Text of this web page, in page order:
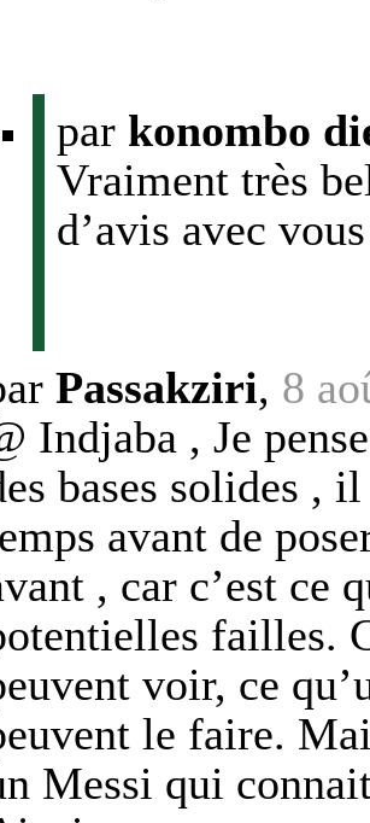
par konombo
Vraiment très
d’avis avec vous
Passakziri, 8
Indjaba , Je
bases solides ,
avant de
, car c’est ce
failles.
voir, ce
le faire.
Messi qui